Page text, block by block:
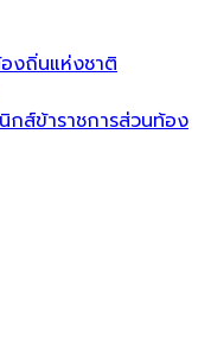
งถิ่นแห่งชาติ
กส์ข้าราชการส่วนท้อง